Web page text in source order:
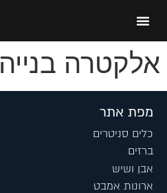
אלקטרה בנייה
מפת אתר
כלים סניטרים
ברזים
אבן ושיש
ארונות אמבט